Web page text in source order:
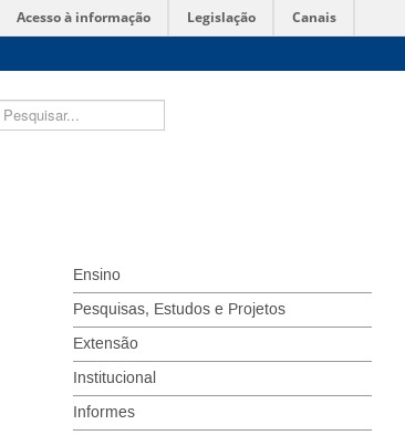
Acesso à informação Legislação Canais
Ensino
Pesquisas, Estudos e Projetos
Extensão
Institucional
Informes